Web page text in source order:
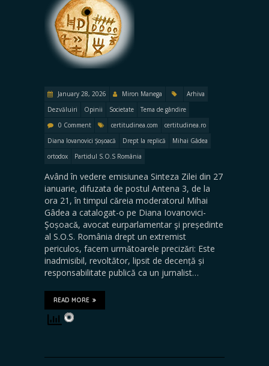
January 28, 2026 Miron Manega
Arhiva
Dezvăluiri
Opinii Societate
Tema de gândire
0 Comment
certitudinea.com
certitudinea.ro
Diana Iovanovici Șoșoacă
Drept la replică
Mihai Gâdea
ortodox
Partidul S.O.S România
Având în vedere emisiunea Sinteza Zilei din 27
ianuarie, difuzata de postul Antena 3, de la
ora 21, în timpul cǎreia moderatorul Mihai
Gâdea a catalogat-o pe Diana Iovanovici-
Şoșoacǎ, avocat eurparlamentar şi președinte
al S.O.S. România drept un extremist
periculos, facem urmǎtoarele precizǎri: Este
inadmisibil, revoltător, lipsit de decență și
responsabilitate publică ca un jurnalist…
READ MORE